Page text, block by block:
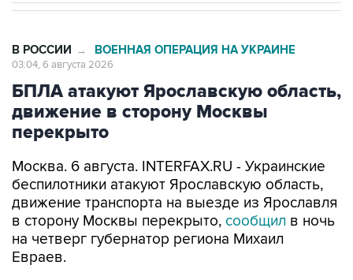
В РОССИИ → ВОЕННАЯ ОПЕРАЦИЯ НА УКРАИНЕ
03:04, 6 августа 2026
БПЛА атакуют Ярославскую область,
движение в сторону Москвы
перекрыто
Москва. 6 августа. INTERFAX.RU - Украинские
беспилотники атакуют Ярославскую область,
движение транспорта на выезде из Ярославля
в сторону Москвы перекрыто, сообщил в ночь
на четверг губернатор региона Михаил
Евраев.